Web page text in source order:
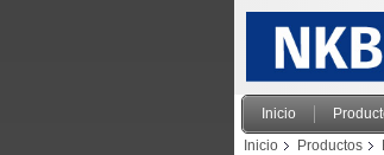
Inicio
Inicio
Productos